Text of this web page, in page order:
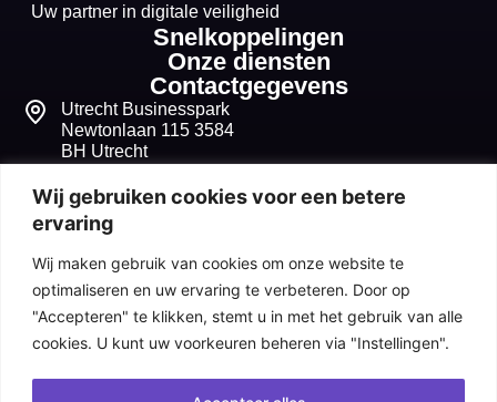
Wij gebruiken cookies voor een betere
ervaring
Wij maken gebruik van cookies om onze website te
optimaliseren en uw ervaring te verbeteren. Door op
"Accepteren" te klikken, stemt u in met het gebruik van alle
cookies. U kunt uw voorkeuren beheren via "Instellingen".
Uw partner in digitale veiligheid
Snelkoppelingen
Onze diensten
Contactgegevens
Utrecht Businesspark
Newtonlaan 115 3584
BH Utrecht
+31 30 268 1099
info@seqvitum.nl
91518210
NL865680632B01
Algemene voorwaarden